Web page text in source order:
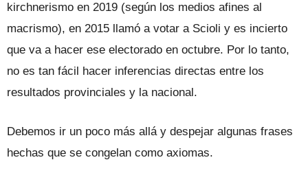
kirchnerismo en 2019 (según los medios afines al
macrismo), en 2015 llamó a votar a Scioli y es incierto
que va a hacer ese electorado en octubre. Por lo tanto,
no es tan fácil hacer inferencias directas entre los
resultados provinciales y la nacional.
Debemos ir un poco más allá y despejar algunas frases
hechas que se congelan como axiomas.